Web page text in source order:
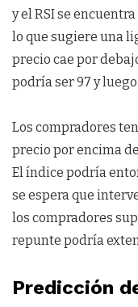
y el RSI se
lo que sugiere una
precio cae por
podría ser 97 y luego
Los compradores
precio por encima
El índice podría
se espera que
los compradores
repunte podría
Predicción